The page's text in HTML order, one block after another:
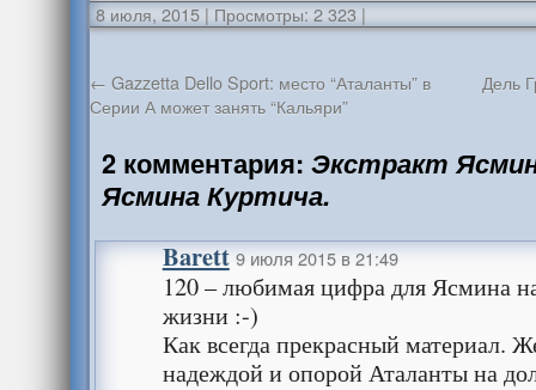
8 июля, 2015 | Просмотры: 2 323 |
← Gazzetta Dello Sport: место “Аталанты” в
Серии А может занять “Кальяри”
Дель
2 комментария: Экстракт
Ясмина Куртича.
Barett 9 июля 2015 в 21:49
120 – любимая цифра для Ясмина
жизни :-)
Как всегда прекрасный материал.
надеждой и опорой Аталанты на